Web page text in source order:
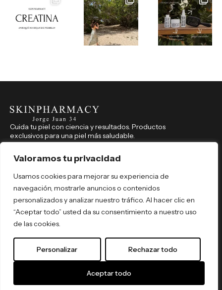
Valoramos tu privacidad
Usamos cookies para mejorar su experiencia de
navegación, mostrarle anuncios o contenidos
personalizados y analizar nuestro tráfico. Al hacer clic en
“Aceptar todo” usted da su consentimiento a nuestro uso
de las cookies.
Personalizar Rechazar todo
Aceptar todo
Cuida tu piel con ciencia y resultados. Productos
exclusivos para una piel más saludable.
914 350 541
Jorge Juan, 34, Madrid (Madrid), 28001
REDES SOCIALES
skinpharmacyjorgejuan34
skinpharmacyjorgejuan34
Por necesidad
Política de Privacidad
© 2026 Skin Pharmacy. Todos los
derechos reservados. By